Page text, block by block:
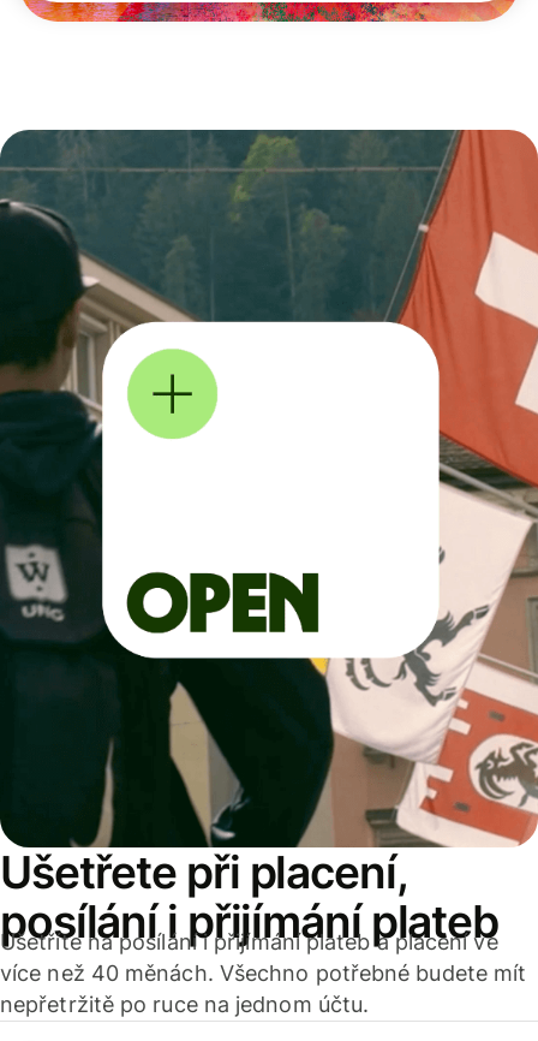
Ušetřete při placení,
posílání i přijímání plateb
Ušetříte na posílání i přijímání plateb a placení ve
více než 40 měnách. Všechno potřebné budete mít
nepřetržitě po ruce na jednom účtu.